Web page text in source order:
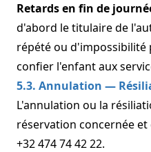
Retards en fin de
d'abord le titulaire de
répété ou d'impossibilité
confier l'enfant aux
5.3. Annulation —
L'annulation ou la
réservation concernée
+32 474 74 42 22.